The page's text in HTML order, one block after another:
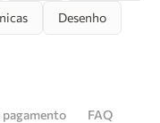
Desenho
pagamento FAQ